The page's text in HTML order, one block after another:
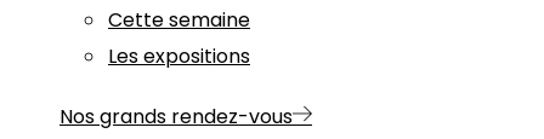
Cette semaine
Les expositions
Nos grands rendez-vous